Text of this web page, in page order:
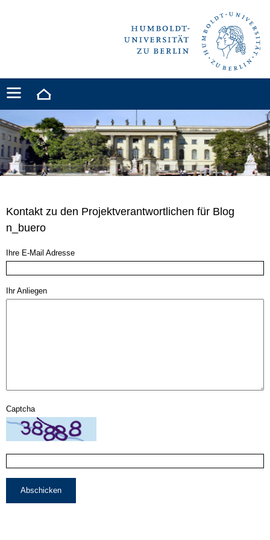
Kontakt zu den Projektverantwortlichen für Blog
n_buero
Ihre E-Mail Adresse
Ihr Anliegen
Captcha
Abschicken